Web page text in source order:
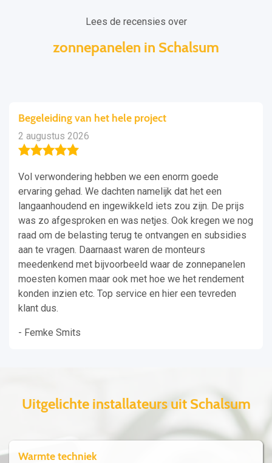
Lees de recensies over
zonnepanelen in Schalsum
Begeleiding van het hele project
2 augustus 2026
Vol verwondering hebben we een enorm goede
ervaring gehad. We dachten namelijk dat het een
langaanhoudend en ingewikkeld iets zou zijn. De prijs
was zo afgesproken en was netjes. Ook kregen we nog
raad om de belasting terug te ontvangen en subsidies
aan te vragen. Daarnaast waren de monteurs
meedenkend met bijvoorbeeld waar de zonnepanelen
moesten komen maar ook met hoe we het rendement
konden inzien etc. Top service en hier een tevreden
klant dus.
- Femke Smits
Uitgelichte installateurs uit Schalsum
Warmte techniek